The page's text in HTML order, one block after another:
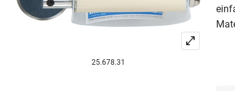
25.678.31